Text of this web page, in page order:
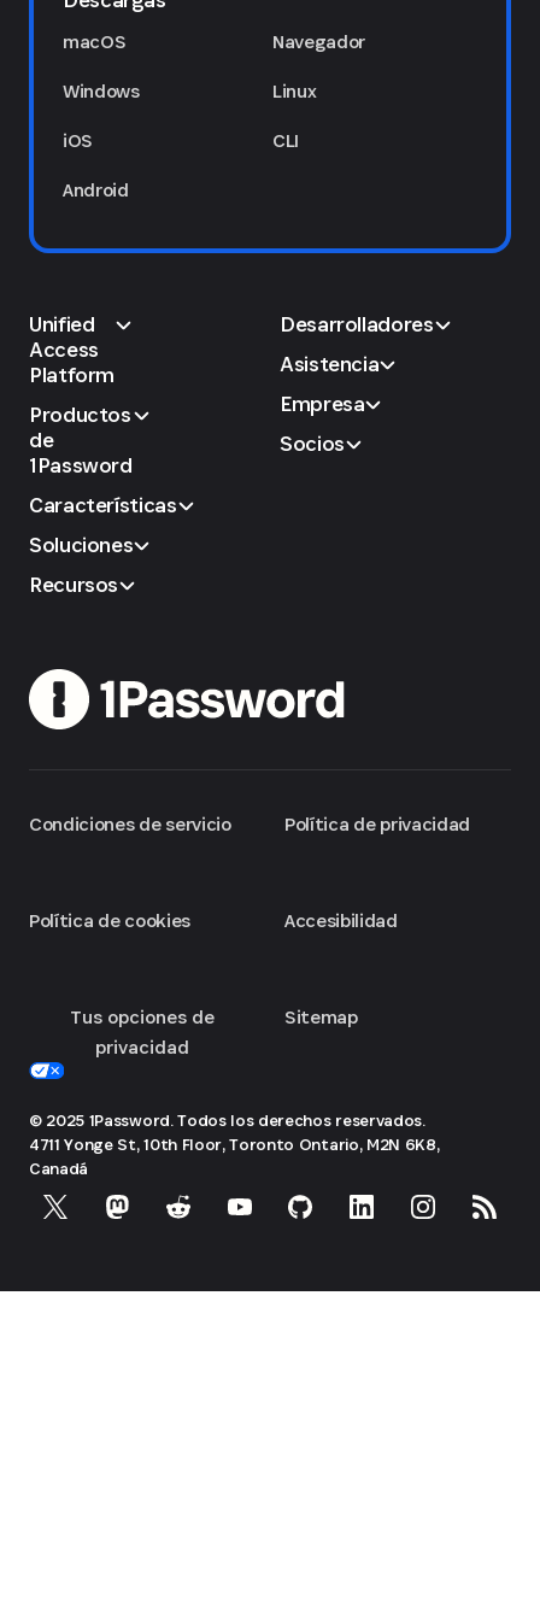
macOS
Windows
iOS
Android
Navegador
Linux
CLI
Unified
Access
Platform
Productos
de
1Password
Características
Soluciones
Recursos
Desarrolladores
Asistencia
Empresa
Socios
Condiciones de servicio
Política de cookies
Tus opciones de
privacidad
Política de privacidad
Accesibilidad
Sitemap
© 2025 1Password. Todos los derechos reservados.
4711 Yonge St, 10th Floor, Toronto Ontario, M2N 6K8,
Canadá